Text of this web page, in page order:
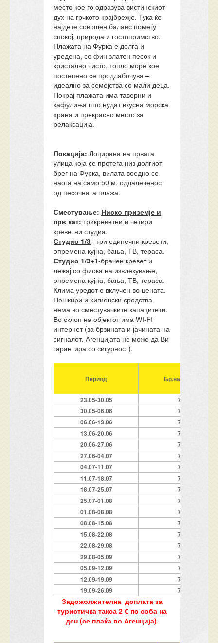
место кое го одразува вистинскиот
дух на грчкото крајбрежје. Тука ќе
најдете совршен баланс помеѓу
спокој, природа и гостопримство.
Плажата на Фурка е долга и
уредена, со фин златен песок и
кристално чисто, топло море кое
постепено се продлабочува –
идеално за семејства со мали деца.
Покрај плажата има таверни и
кафулиња што нудат вкусна морска
храна и прекрасно место за
релаксација.
Локација: Лоцирана на првата
улица која се протега низ долгиот
брег на Фурка, вилата воедно се
наоѓа на само 50 м. оддалеченост
од песочната плажа.
Сместување: Ниско приземје и
прв кат:трикреветни и четири
креветни студиа.
Студио 1/3– три единечни кревети,
опремена кујна, бања, ТВ, тераса.
Студио 1/3+1-брачен кревет и
лежај со фиока на извлекување,
опремена кујна, бања, ТВ, тераса.
Клима уредот е вклучен во цената.
Пешкири и хигиенски средства
нема во сместувачките капацитети.
Во склоп на објектот има WI-FI
интернет (за брзината и јачината на
сигналот, Агенцијата не може да Ви
гарантира со сигурност).
Период Бр.на ноќи
23.05-30.05
7
30.05-06.06
7
06.06-13.06
7
13.06-20.06
7
20.06-27.06
7
27.06-04.07
7
04.07-11.07
7
11.07-18.07
7
18.07-25.07
7
25.07-01.08
7
01.08-08.08
7
08.08-15.08
7
15.08-22.08
7
22.08-29.08
7
29.08-05.09
7
05.09-12.09
7
12.09-19.09
7
19.09-26.09
7
Задожолжителна доплата за
туристичка такса 2 € по соба на
ден (се плаќа во Агенција).